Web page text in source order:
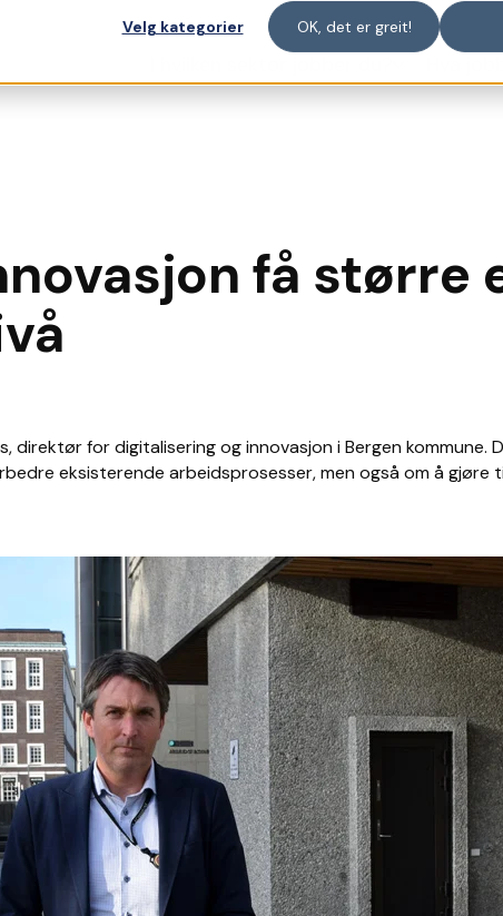
Velg kategorier OK, det er greit!
få større
direktør for digitalisering og innovasjon i Bergen
eksisterende arbeidsprosesser, men også om å